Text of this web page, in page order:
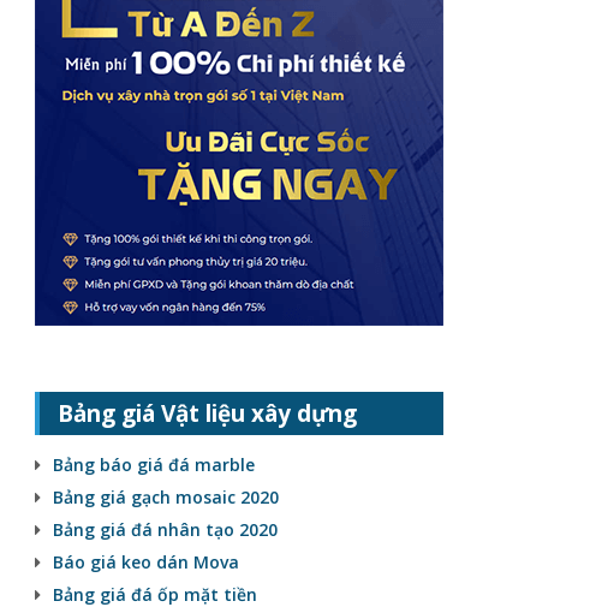
Bảng giá Vật liệu xây dựng
Bảng báo giá đá marble
Bảng giá gạch mosaic 2020
Bảng giá đá nhân tạo 2020
Báo giá keo dán Mova
Bảng giá đá ốp mặt tiền